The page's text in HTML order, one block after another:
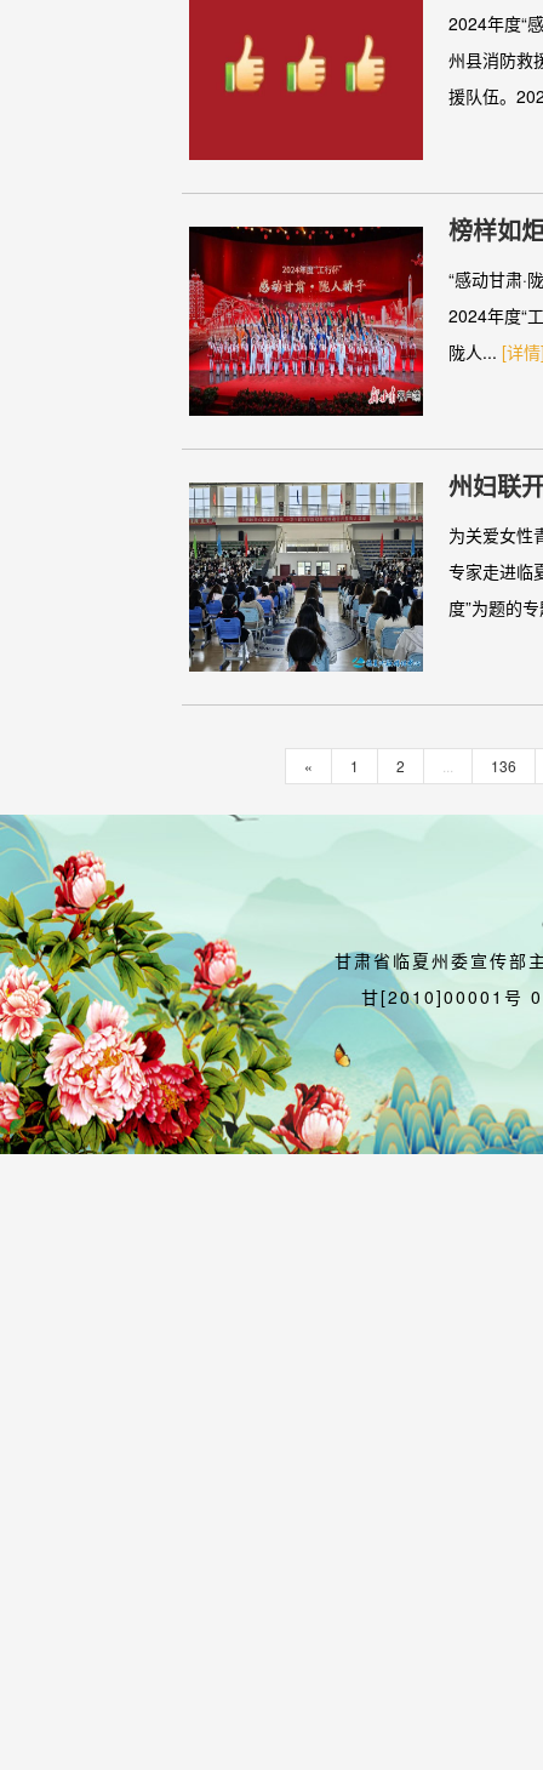
2024年度“
州县消防救
援队伍。
榜样如
“感动甘肃·
2024年度“
陇人... [详
州妇联
为关爱女性
专家走进临
度”为题的
« 1 2 136
甘肃省临夏州委宣传部
甘[2010]00001号